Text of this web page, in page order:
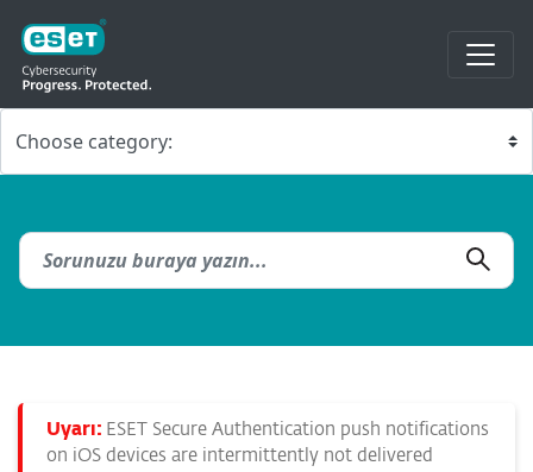
Uyarı: ESET Secure Authentication push notifications
on iOS devices are intermittently not delivered